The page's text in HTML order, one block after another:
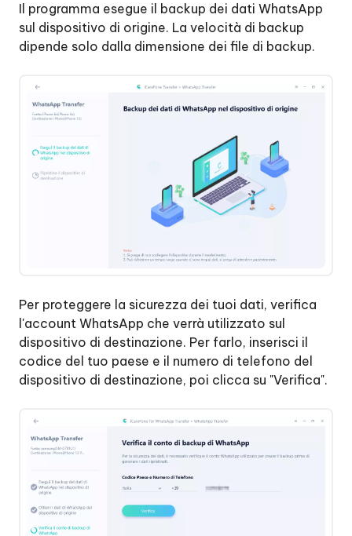
Il programma esegue il backup dei dati WhatsApp
sul dispositivo di origine. La velocità di backup
dipende solo dalla dimensione dei file di backup.
Per proteggere la sicurezza dei tuoi dati, verifica
l'account WhatsApp che verrà utilizzato sul
dispositivo di destinazione. Per farlo, inserisci il
codice del tuo paese e il numero di telefono del
dispositivo di destinazione, poi clicca su "Verifica".